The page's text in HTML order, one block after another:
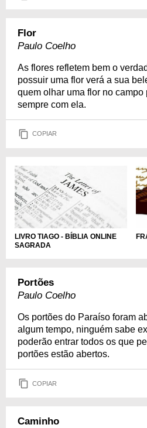
Flor
Paulo Coelho
As flores refletem bem o
possuir uma flor verá a sua
quem olhar uma flor no campo
sempre com ela.
COPIAR
LIVRO TIAGO - BÍBLIA ONLINE
SAGRADA
Portões
Paulo Coelho
Os portões do Paraíso foram
algum tempo, ninguém sabe
poderão entrar todos os que
portões estão abertos.
COPIAR
Caminho